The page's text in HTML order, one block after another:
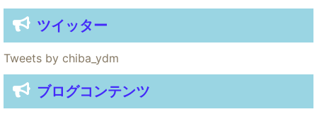
ツイッター
Tweets by chiba_ydm
ブログコンテンツ